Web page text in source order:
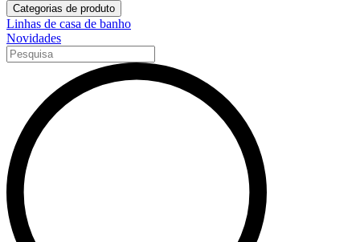
Categorias de produto
Linhas de casa de banho
Novidades